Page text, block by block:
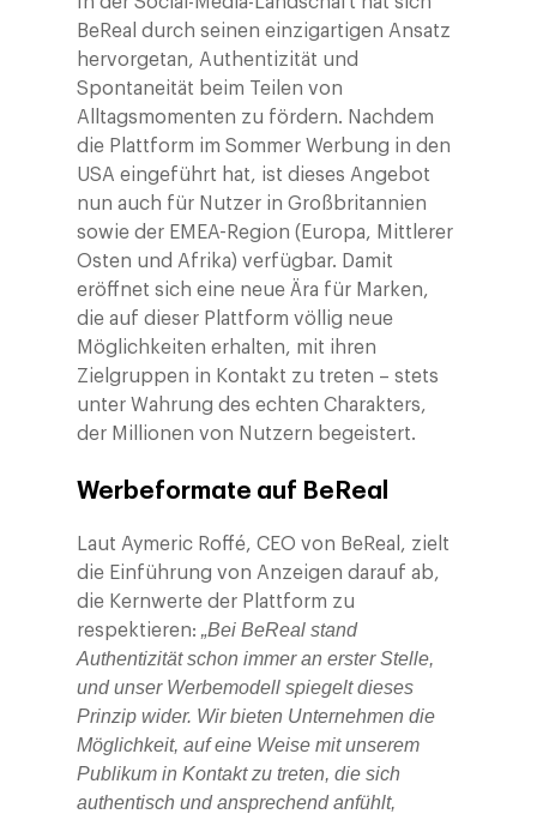
BeReal durch seinen einzigartigen Ansatz
hervorgetan, Authentizität und
Spontaneität beim Teilen von
Alltagsmomenten zu fördern. Nachdem
die Plattform im Sommer Werbung in den
USA eingeführt hat, ist dieses Angebot
nun auch für Nutzer in Großbritannien
sowie der EMEA-Region (Europa, Mittlerer
Osten und Afrika) verfügbar. Damit
eröffnet sich eine neue Ära für Marken,
die auf dieser Plattform völlig neue
Möglichkeiten erhalten, mit ihren
Zielgruppen in Kontakt zu treten – stets
unter Wahrung des echten Charakters,
der Millionen von Nutzern begeistert.
Werbeformate auf BeReal
Laut Aymeric Roffé, CEO von BeReal, zielt
die Einführung von Anzeigen darauf ab,
die Kernwerte der Plattform zu
respektieren:„Bei BeReal stand
Authentizität schon immer an erster Stelle,
und unser Werbemodell spiegelt dieses
Prinzip wider. Wir bieten Unternehmen die
Möglichkeit, auf eine Weise mit unserem
Publikum in Kontakt zu treten, die sich
authentisch und ansprechend anfühlt,